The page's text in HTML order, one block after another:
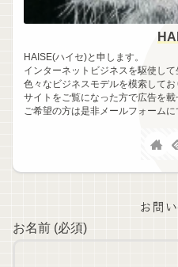
HAISE(ハイセ)と申します。
インターネットビジネスを駆使して
色々なビジネスモデルを模索してお
サイトをご覧になった方で広告を
ご希望の方は是非メールフォーム
お問
お名前 (必須)